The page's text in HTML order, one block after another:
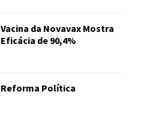
Vacina da Novavax Mostra
Eficácia de 90,4%
Reforma Política